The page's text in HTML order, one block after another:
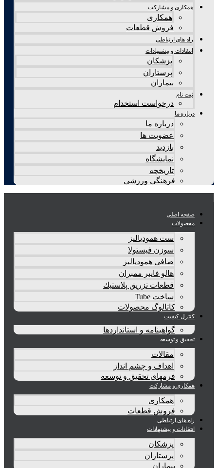
همکاری و مشارکت
همکاری
فروش قطعات
راه های ارتباطی
انتقادات و پيشنهادات
پزشكان
پرستاران
بيماران
ثبت نام
درخواست استخدام
درباره ما
درباره ما
عضویت ها
بازدید
نمایشگاه
تاريخچه
فرهنگی ورزشی
صفحه اصلی
محصولات
ست همودیالیز
سوزن فیستولا
صافی همودیالیز
هالو فایبر ممبران
قطعات تزريق پلاستيك
ساخت Tube
کاتالوگ محصولات
کنترل کیفیت
گواهينامه و استانداردها
تحقيق و توسعه
مقالات
اهداف و چشم انداز
فرمهای تحقیق و توسعه
همکاری و مشارکت
همکاری
فروش قطعات
راه های ارتباطی
انتقادات و پيشنهادات
پزشكان
پرستاران
بيماران